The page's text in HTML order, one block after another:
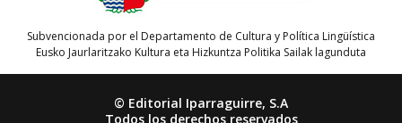
Subvencionada por el Departamento de Cultura y Política Lingüística
Eusko Jaurlaritzako Kultura eta Hizkuntza Politika Sailak lagunduta
© Editorial Iparraguirre, S.A
Todos los derechos reservados